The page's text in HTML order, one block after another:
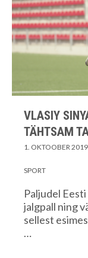
VLASIY
TÄHTSAM
1. OKTOOBER 2019
SPORT
Paljudel
jalgpall ning
sellest
…